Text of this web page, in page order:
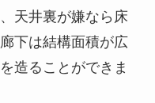
天井裏が嫌なら床
下は結構面積が広
造ることができま